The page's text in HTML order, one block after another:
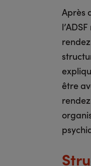
Après
être